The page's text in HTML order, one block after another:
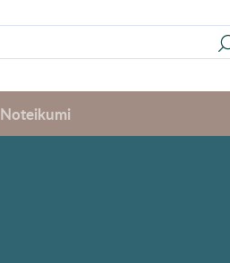
Noteikumi